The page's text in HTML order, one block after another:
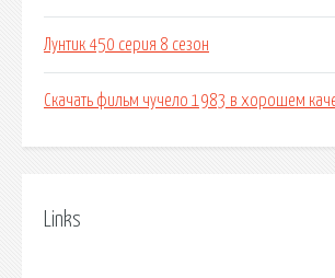
Лунтик 450 серия 8 сезон
Скачать фильм чучело 1983 в хорошем
Links